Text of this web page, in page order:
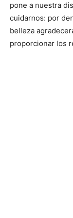
pone a nuestra
cuidarnos: por
belleza
proporcionar los